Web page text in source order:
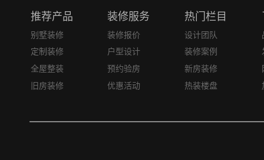
推荐产品 装修服务 热门栏目
别墅装修 装修报价 设计团队
定制装修
户型设计 装修案例
全屋整装
预约验房 新房装修
旧房装修
优惠活动 热装楼盘